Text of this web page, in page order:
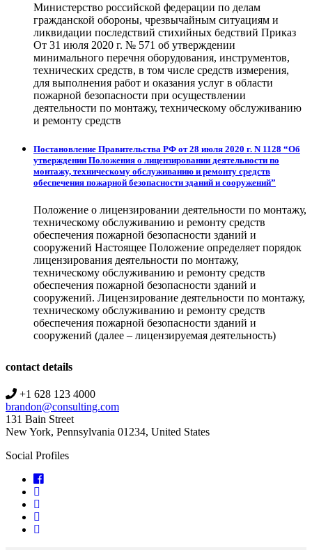
Министерство российской федерации по делам
гражданской обороны, чрезвычайным ситуациям и
ликвидации последствий стихийных бедствий Приказ
От 31 июля 2020 г. № 571 об утверждении
минимального перечня оборудования, инструментов,
технических средств, в том числе средств измерения,
для выполнения работ и оказания услуг в области
пожарной безопасности при осуществлении
деятельности по монтажу, техническому обслуживанию
и ремонту средств
Постановление Правительства РФ от 28 июля 2020 г. N 1128 “Об
утверждении Положения о лицензировании деятельности по
монтажу, техническому обслуживанию и ремонту средств
обеспечения пожарной безопасности зданий и сооружений”
Положение о лицензировании деятельности по монтажу,
техническому обслуживанию и ремонту средств
обеспечения пожарной безопасности зданий и
сооружений Настоящее Положение определяет порядок
лицензирования деятельности по монтажу,
техническому обслуживанию и ремонту средств
обеспечения пожарной безопасности зданий и
сооружений. Лицензирование деятельности по монтажу,
техническому обслуживанию и ремонту средств
обеспечения пожарной безопасности зданий и
сооружений (далее – лицензируемая деятельность)
contact details
+1 628 123 4000
brandon@consulting.com
131 Bain Street
New York, Pennsylvania 01234, United States
Social Profiles